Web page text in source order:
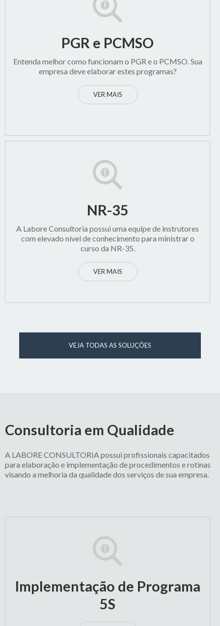
PGR e PCMSO
Entenda melhor como funcionam o PGR e o PCMSO. Sua
empresa deve elaborar estes programas?
VER MAIS
NR-35
A Labore Consultoria possui uma equipe de instrutores
com elevado nível de conhecimento para ministrar o
curso da NR-35.
VER MAIS
VEJA TODAS AS SOLUÇÕES
Consultoria em Qualidade
A LABORE CONSULTORIA possui profissionais capacitados
para elaboração e implementação de procedimentos e rotinas
visando a melhoria da qualidade dos serviços de sua empresa.
Implementação de Programa
5S